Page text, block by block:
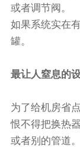
或者调节阀。
如果系统实在
罐。
最让人窒息的
为了给机房省
恨不得把换热
或者别的管道。